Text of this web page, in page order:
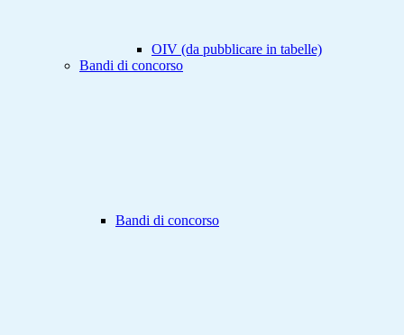
OIV (da pubblicare in tabelle)
Bandi di concorso
Bandi di concorso